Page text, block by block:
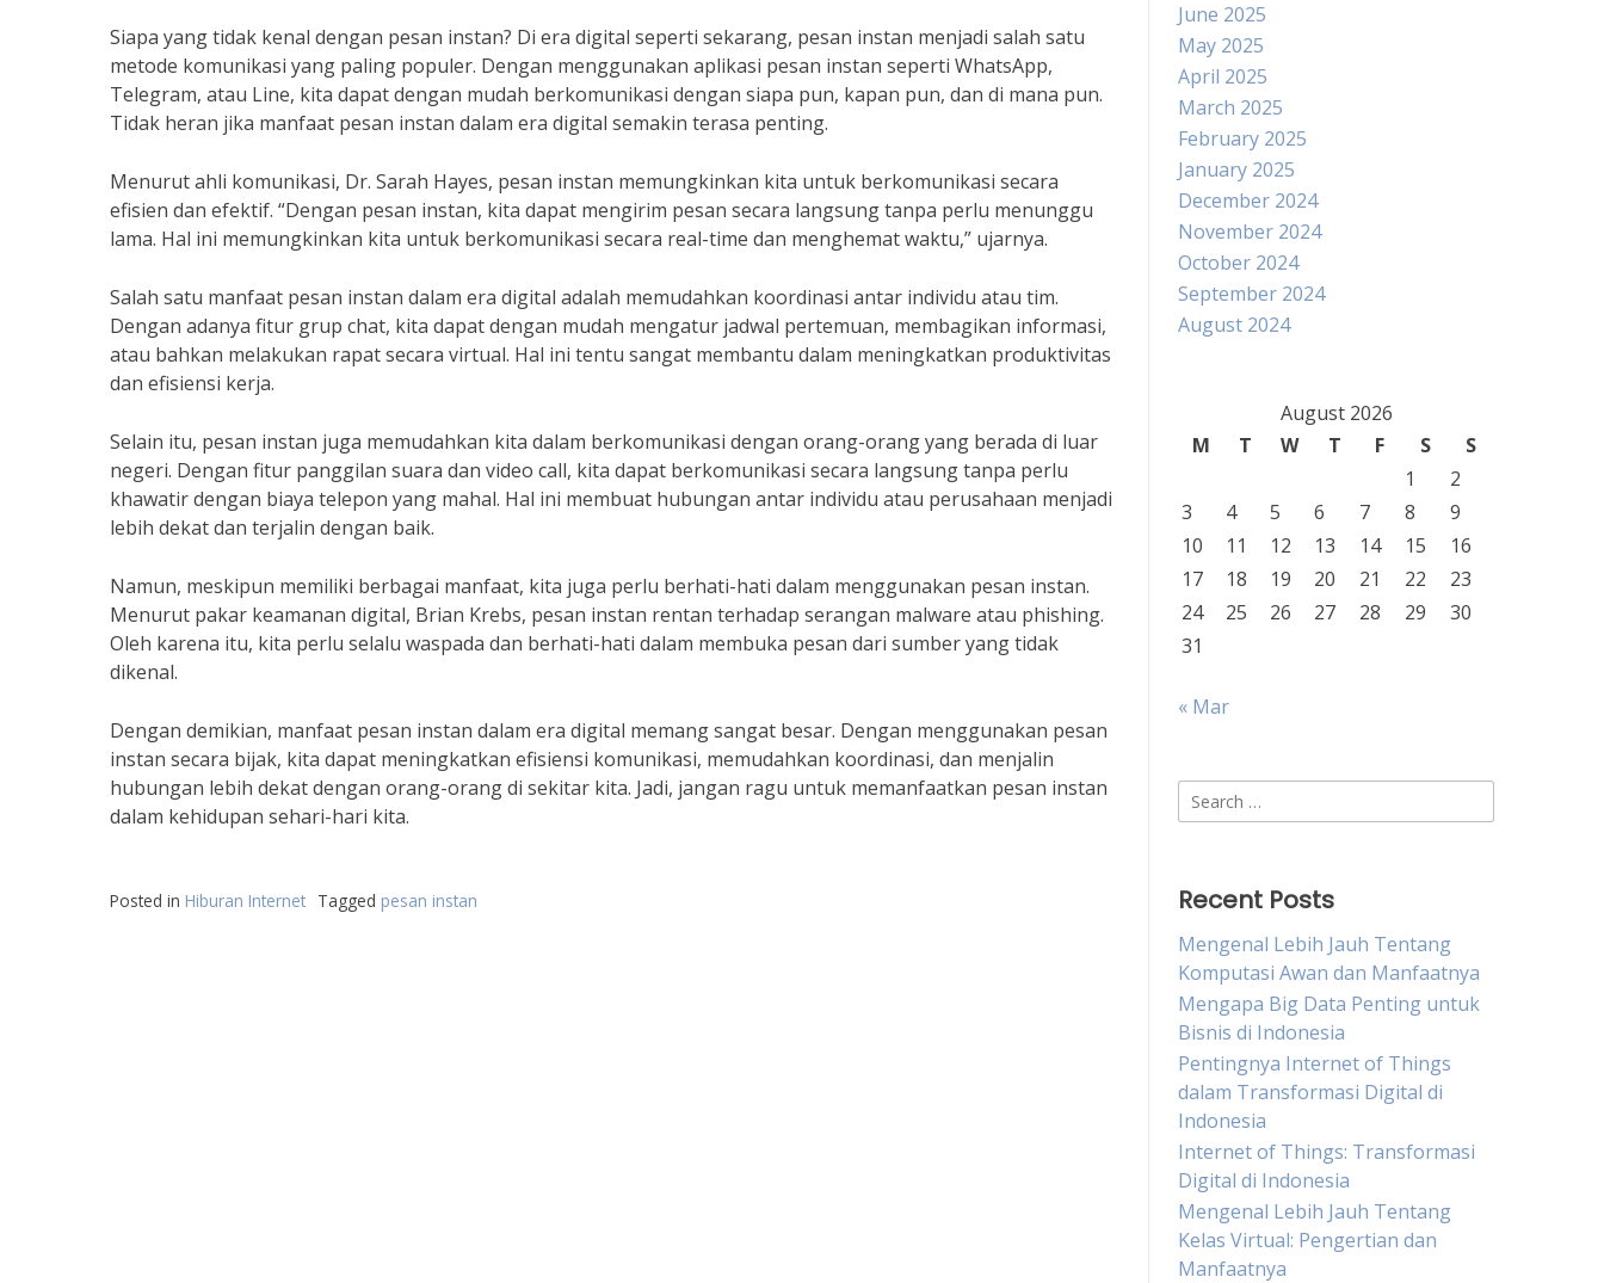
Siapa yang tidak kenal dengan pesan instan? Di era digital seperti sekarang, pesan instan menjadi salah satu
metode komunikasi yang paling populer. Dengan menggunakan aplikasi pesan instan seperti WhatsApp,
Telegram, atau Line, kita dapat dengan mudah berkomunikasi dengan siapa pun, kapan pun, dan di mana pun.
Tidak heran jika manfaat pesan instan dalam era digital semakin terasa penting.
Menurut ahli komunikasi, Dr. Sarah Hayes, pesan instan memungkinkan kita untuk berkomunikasi secara
efisien dan efektif. “Dengan pesan instan, kita dapat mengirim pesan secara langsung tanpa perlu menunggu
lama. Hal ini memungkinkan kita untuk berkomunikasi secara real-time dan menghemat waktu,” ujarnya.
Salah satu manfaat pesan instan dalam era digital adalah memudahkan koordinasi antar individu atau tim.
Dengan adanya fitur grup chat, kita dapat dengan mudah mengatur jadwal pertemuan, membagikan informasi,
atau bahkan melakukan rapat secara virtual. Hal ini tentu sangat membantu dalam meningkatkan produktivitas
dan efisiensi kerja.
Selain itu, pesan instan juga memudahkan kita dalam berkomunikasi dengan orang-orang yang berada di luar
negeri. Dengan fitur panggilan suara dan video call, kita dapat berkomunikasi secara langsung tanpa perlu
khawatir dengan biaya telepon yang mahal. Hal ini membuat hubungan antar individu atau perusahaan menjadi
lebih dekat dan terjalin dengan baik.
Namun, meskipun memiliki berbagai manfaat, kita juga perlu berhati-hati dalam menggunakan pesan instan.
Menurut pakar keamanan digital, Brian Krebs, pesan instan rentan terhadap serangan malware atau phishing.
Oleh karena itu, kita perlu selalu waspada dan berhati-hati dalam membuka pesan dari sumber yang tidak
dikenal.
Dengan demikian, manfaat pesan instan dalam era digital memang sangat besar. Dengan menggunakan pesan
instan secara bijak, kita dapat meningkatkan efisiensi komunikasi, memudahkan koordinasi, dan menjalin
hubungan lebih dekat dengan orang-orang di sekitar kita. Jadi, jangan ragu untuk memanfaatkan pesan instan
dalam kehidupan sehari-hari kita.
Posted in Hiburan Internet Tagged pesan instan
June 2025
May 2025
April 2025
March 2025
February 2025
January 2025
December 2024
November 2024
October 2024
September 2024
August 2024
August 2026
M
T W T F S
S
1
2
3
4 5 6 7 8
9
10
11 12 13 14 15
16
17
18 19 20 21 22
23
24
25 26 27 28 29
30
31
« Mar
Search
for:
Recent Posts
Mengenal Lebih Jauh Tentang
Komputasi Awan dan Manfaatnya
Mengapa Big Data Penting untuk
Bisnis di Indonesia
Pentingnya Internet of Things
dalam Transformasi Digital di
Indonesia
Internet of Things: Transformasi
Digital di Indonesia
Mengenal Lebih Jauh Tentang
Kelas Virtual: Pengertian dan
Manfaatnya